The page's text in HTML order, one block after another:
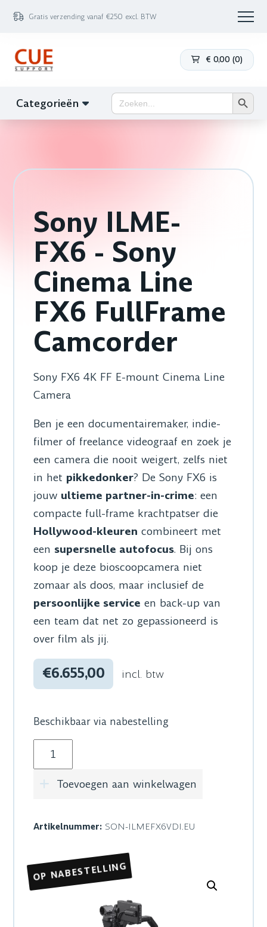
Gratis verzending vanaf €250 excl. BTW
€ 0,00 (0)
Categorieën Zoek
naar:
Sony ILME-
FX6 - Sony
Cinema Line
FX6 FullFrame
Camcorder
Sony FX6 4K FF E-mount Cinema Line
Camera
Ben je een documentairemaker, indie-
filmer of freelance videograaf en zoek je
een camera die nooit weigert, zelfs niet
in het pikkedonker? De Sony FX6 is
jouw ultieme partner-in-crime: een
compacte full-frame krachtpatser die
Hollywood-kleuren combineert met
een supersnelle autofocus. Bij ons
koop je deze bioscoopcamera niet
zomaar als doos, maar inclusief de
persoonlijke service en back-up van
een team dat net zo gepassioneerd is
over film als jij.
€6.655,00 incl. btw
Beschikbaar via nabestelling
Sony ILME-FX6 - Sony Cinema Line FX6
Toevoegen aan winkelwagen
Artikelnummer: SON-ILMEFX6VDI.EU
OP NABESTELLING